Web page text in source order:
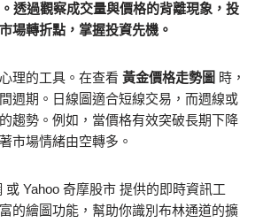
透過觀察成交量與價格的背離現象，投
場轉折點，掌握投資先機。
理的工具。在查看 黃金價格走勢圖 時，
週期。日線圖適合短線交易，而週線或
趨勢。例如，當價格有效突破長期下降
市場情緒由空轉多。
或 Yahoo 奇摩股市 提供的即時資訊工
的繪圖功能，幫助你識別布林通道的擴